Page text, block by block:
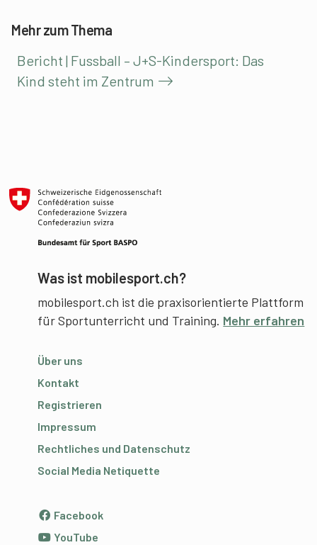
Mehr zum Thema
Bericht | Fussball – J+S-Kindersport: Das
Kind steht im Zentrum
Was ist mobilesport.ch?
mobilesport.ch ist die praxisorientierte Plattform
für Sportunterricht und Training. Mehr erfahren
Über uns
Kontakt
Registrieren
Impressum
Rechtliches und Datenschutz
Social Media Netiquette
Facebook
YouTube